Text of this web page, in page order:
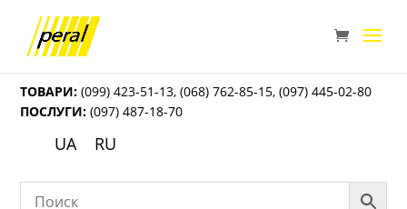
ТОВАРИ: (099) 423-51-13,(068) 762-85-15,(097) 445-02-80
ПОСЛУГИ: (097) 487-18-70
UA RU